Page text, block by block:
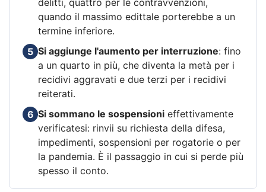
quando il massimo edittale porterebbe a un
termine inferiore.
5 Si aggiunge l'aumento per interruzione: fino
a un quarto in più, che diventa la metà per i
recidivi aggravati e due terzi per i recidivi
reiterati.
6 Si sommano le sospensioni effettivamente
verificatesi: rinvii su richiesta della difesa,
impedimenti, sospensioni per rogatorie o per
la pandemia. È il passaggio in cui si perde più
spesso il conto.